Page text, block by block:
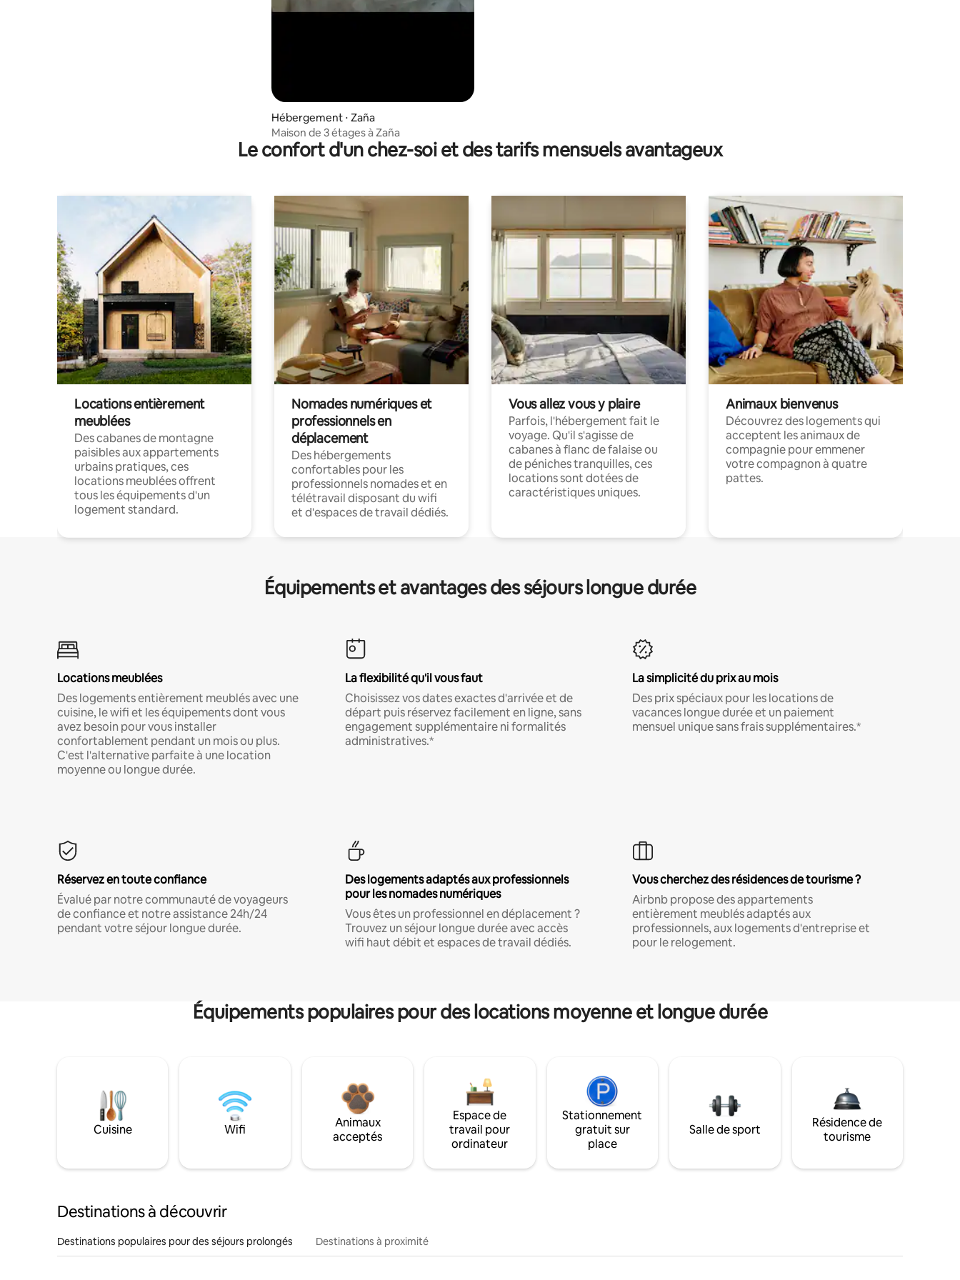
Hébergement ⋅ Zaña
Maison de 3 étages à Zaña
Le confort d'un chez-soi et des tarifs mensuels avantageux
Locations entièrement
meublées
Des cabanes de montagne
paisibles aux appartements
urbains pratiques, ces
locations meublées offrent
tous les équipements d'un
logement standard.
Nomades numériques et
professionnels en
déplacement
Des hébergements
confortables pour les
professionnels nomades et en
télétravail disposant du wifi
et d'espaces de travail dédiés.
Vous allez vous y plaire
Parfois, l'hébergement fait le
voyage. Qu'il s'agisse de
cabanes à flanc de falaise ou
de péniches tranquilles, ces
locations sont dotées de
caractéristiques uniques.
Animaux bienvenus
Découvrez des logements qui
acceptent les animaux de
compagnie pour emmener
votre compagnon à quatre
pattes.
Équipements et avantages des séjours longue durée
Locations meublées
Des logements entièrement meublés avec une
cuisine, le wifi et les équipements dont vous
avez besoin pour vous installer
confortablement pendant un mois ou plus.
C'est l'alternative parfaite à une location
moyenne ou longue durée.
La flexibilité qu'il vous faut
Choisissez vos dates exactes d'arrivée et de
départ puis réservez facilement en ligne, sans
engagement supplémentaire ni formalités
administratives.*
La simplicité du prix au mois
Des prix spéciaux pour les locations de
vacances longue durée et un paiement
mensuel unique sans frais supplémentaires.*
Réservez en toute confiance
Évalué par notre communauté de voyageurs
de confiance et notre assistance 24h/24
pendant votre séjour longue durée.
Des logements adaptés aux professionnels
pour les nomades numériques
Vous êtes un professionnel en déplacement ?
Trouvez un séjour longue durée avec accès
wifi haut débit et espaces de travail dédiés.
Vous cherchez des résidences de tourisme ?
Airbnb propose des appartements
entièrement meublés adaptés aux
professionnels, aux logements d'entreprise et
pour le relogement.
Équipements populaires pour des locations moyenne et longue durée
Cuisine Wifi
Animaux
acceptés
Espace de
travail pour
ordinateur
Stationnement
gratuit sur
place
Salle de sport
Résidence de
tourisme
Destinations à découvrir
Destinations populaires pour des séjours prolongés Destinations à proximité